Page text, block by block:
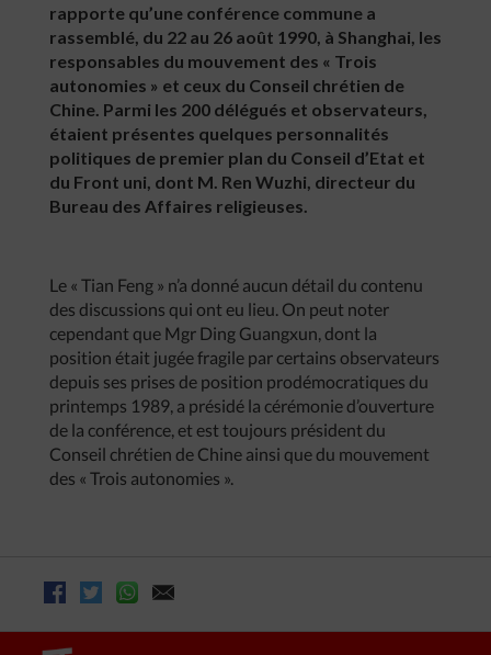
rapporte qu’une conférence commune a
rassemblé, du 22 au 26 août 1990, à Shanghai, les
responsables du mouvement des « Trois
autonomies » et ceux du Conseil chrétien de
Chine. Parmi les 200 délégués et observateurs,
étaient présentes quelques personnalités
politiques de premier plan du Conseil d’Etat et
du Front uni, dont M. Ren Wuzhi, directeur du
Bureau des Affaires religieuses.
Le « Tian Feng » n’a donné aucun détail du contenu
des discussions qui ont eu lieu. On peut noter
cependant que Mgr Ding Guangxun, dont la
position était jugée fragile par certains observateurs
depuis ses prises de position prodémocratiques du
printemps 1989, a présidé la cérémonie d’ouverture
de la conférence, et est toujours président du
Conseil chrétien de Chine ainsi que du mouvement
des « Trois autonomies ».